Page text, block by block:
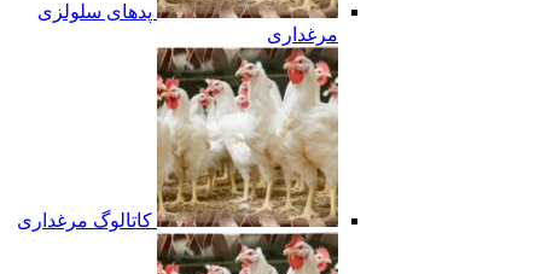
پدهای سلولزی
مرغداری
کاتالوگ مرغداری